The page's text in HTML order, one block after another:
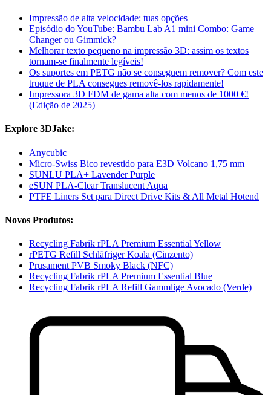
Impressão de alta velocidade: tuas opções
Episódio do YouTube: Bambu Lab A1 mini Combo: Game
Changer ou Gimmick?
Melhorar texto pequeno na impressão 3D: assim os textos
tornam-se finalmente legíveis!
Os suportes em PETG não se conseguem remover? Com este
truque de PLA consegues removê-los rapidamente!
Impressora 3D FDM de gama alta com menos de 1000 €!
(Edição de 2025)
Explore 3DJake:
Anycubic
Micro-Swiss Bico revestido para E3D Volcano 1,75 mm
SUNLU PLA+ Lavender Purple
eSUN PLA-Clear Translucent Aqua
PTFE Liners Set para Direct Drive Kits & All Metal Hotend
Novos Produtos:
Recycling Fabrik rPLA Premium Essential Yellow
rPETG Refill Schläfriger Koala (Cinzento)
Prusament PVB Smoky Black (NFC)
Recycling Fabrik rPLA Premium Essential Blue
Recycling Fabrik rPLA Refill Gammlige Avocado (Verde)